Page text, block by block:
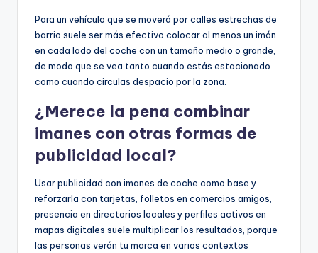
Para un vehículo que se moverá por calles estrechas de
barrio suele ser más efectivo colocar al menos un imán
en cada lado del coche con un tamaño medio o grande,
de modo que se vea tanto cuando estás estacionado
como cuando circulas despacio por la zona.
¿Merece la pena combinar
imanes con otras formas de
publicidad local?
Usar publicidad con imanes de coche como base y
reforzarla con tarjetas, folletos en comercios amigos,
presencia en directorios locales y perfiles activos en
mapas digitales suele multiplicar los resultados, porque
las personas verán tu marca en varios contextos